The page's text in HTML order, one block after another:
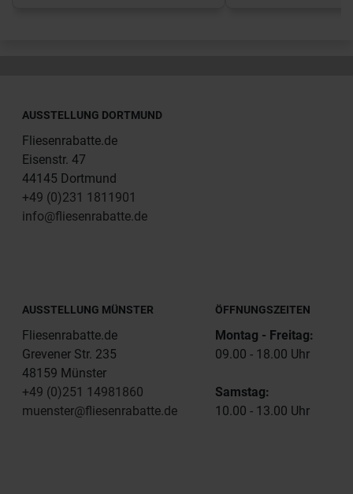
AUSSTELLUNG DORTMUND
Fliesenrabatte.de
Eisenstr. 47
44145 Dortmund
+49 (0)231 1811901
info@fliesenrabatte.de
AUSSTELLUNG MÜNSTER
Fliesenrabatte.de
Grevener Str. 235
48159 Münster
+49 (0)251 14981860
muenster@fliesenrabatte.de
ÖFFNUNGSZEITEN
Montag - Freitag:
09.00 - 18.00 Uhr
Samstag:
10.00 - 13.00 Uhr